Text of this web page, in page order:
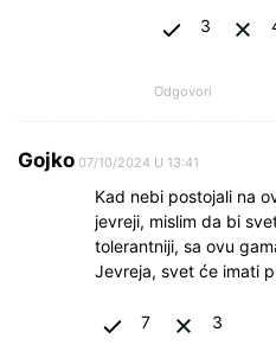
3
Odgovori
Gojko 07/10/2024 U 13:41
Kad nebi postojali na
jevreji, mislim da bi
tolerantniji, sa ovu
Jevreja, svet će imati
7 3